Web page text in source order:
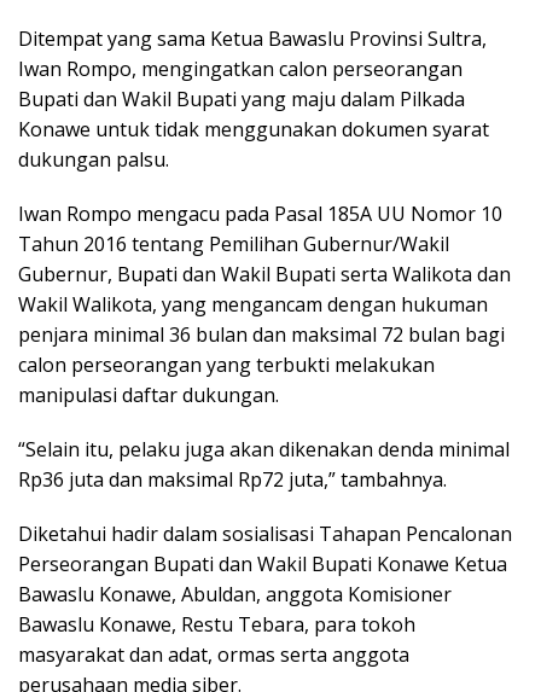
Ditempat yang sama Ketua Bawaslu Provinsi Sultra,
Iwan Rompo, mengingatkan calon perseorangan
Bupati dan Wakil Bupati yang maju dalam Pilkada
Konawe untuk tidak menggunakan dokumen syarat
dukungan palsu.
Iwan Rompo mengacu pada Pasal 185A UU Nomor 10
Tahun 2016 tentang Pemilihan Gubernur/Wakil
Gubernur, Bupati dan Wakil Bupati serta Walikota dan
Wakil Walikota, yang mengancam dengan hukuman
penjara minimal 36 bulan dan maksimal 72 bulan bagi
calon perseorangan yang terbukti melakukan
manipulasi daftar dukungan.
“Selain itu, pelaku juga akan dikenakan denda minimal
Rp36 juta dan maksimal Rp72 juta,” tambahnya.
Diketahui hadir dalam sosialisasi Tahapan Pencalonan
Perseorangan Bupati dan Wakil Bupati Konawe Ketua
Bawaslu Konawe, Abuldan, anggota Komisioner
Bawaslu Konawe, Restu Tebara, para tokoh
masyarakat dan adat, ormas serta anggota
perusahaan media siber.